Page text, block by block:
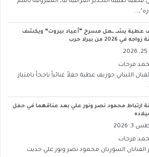
قضية طبيبة التخدير العراقية نبأ، المعروفة باسم
عطية يشــ ــعل مسرح “أعياد بيروت” ويكشف
في 2026 من بيرلا حرب
فرحات
اللبناني جوزيف عطية حفلاً غنائياً ناجحاً بامتياز
ارتباط محمود نصر ونور علي بعد عناقهما في حفل
2026
فرحات
الفنانان السوريان محمود نصر ونور علي حديث